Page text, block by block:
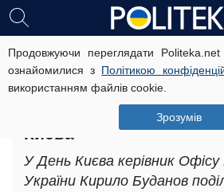
Продовжуючи переглядати
ознайомилися з Політикою
використанням файлів cookie.
Зрозумів
"Місто об’єднало
Буданов зворушливо
хвилини смертельної
прокинувся дух
Києва
У День Києва керівник
України Кирило Буданов